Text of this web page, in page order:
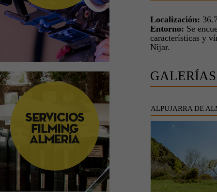
Localización:
Entorno: Se
características y
Níjar.
ALPUJARRA DE